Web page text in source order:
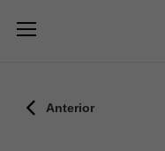
Anterior